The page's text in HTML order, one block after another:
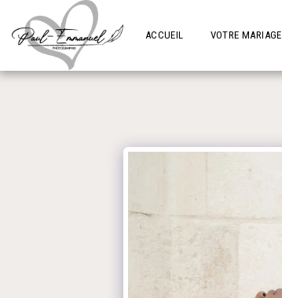
ACCUEIL VOTRE MARIAGE